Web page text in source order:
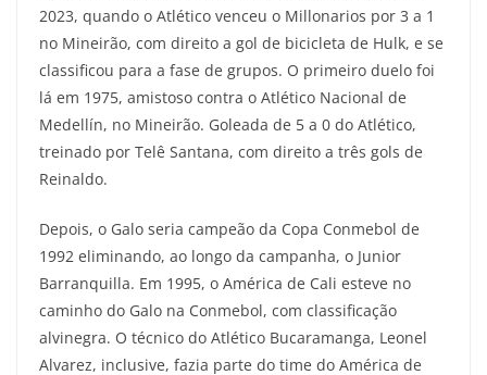
2023, quando o Atlético venceu o Millonarios por 3 a 1
no Mineirão, com direito a gol de bicicleta de Hulk, e se
classificou para a fase de grupos. O primeiro duelo foi
lá em 1975, amistoso contra o Atlético Nacional de
Medellín, no Mineirão. Goleada de 5 a 0 do Atlético,
treinado por Telê Santana, com direito a três gols de
Reinaldo.
Depois, o Galo seria campeão da Copa Conmebol de
1992 eliminando, ao longo da campanha, o Junior
Barranquilla. Em 1995, o América de Cali esteve no
caminho do Galo na Conmebol, com classificação
alvinegra. O técnico do Atlético Bucaramanga, Leonel
Alvarez, inclusive, fazia parte do time do América de